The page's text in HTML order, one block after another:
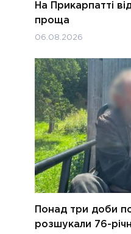
На Прикарпатті
проща
06.08.2026
Понад три доби
розшукали 76-